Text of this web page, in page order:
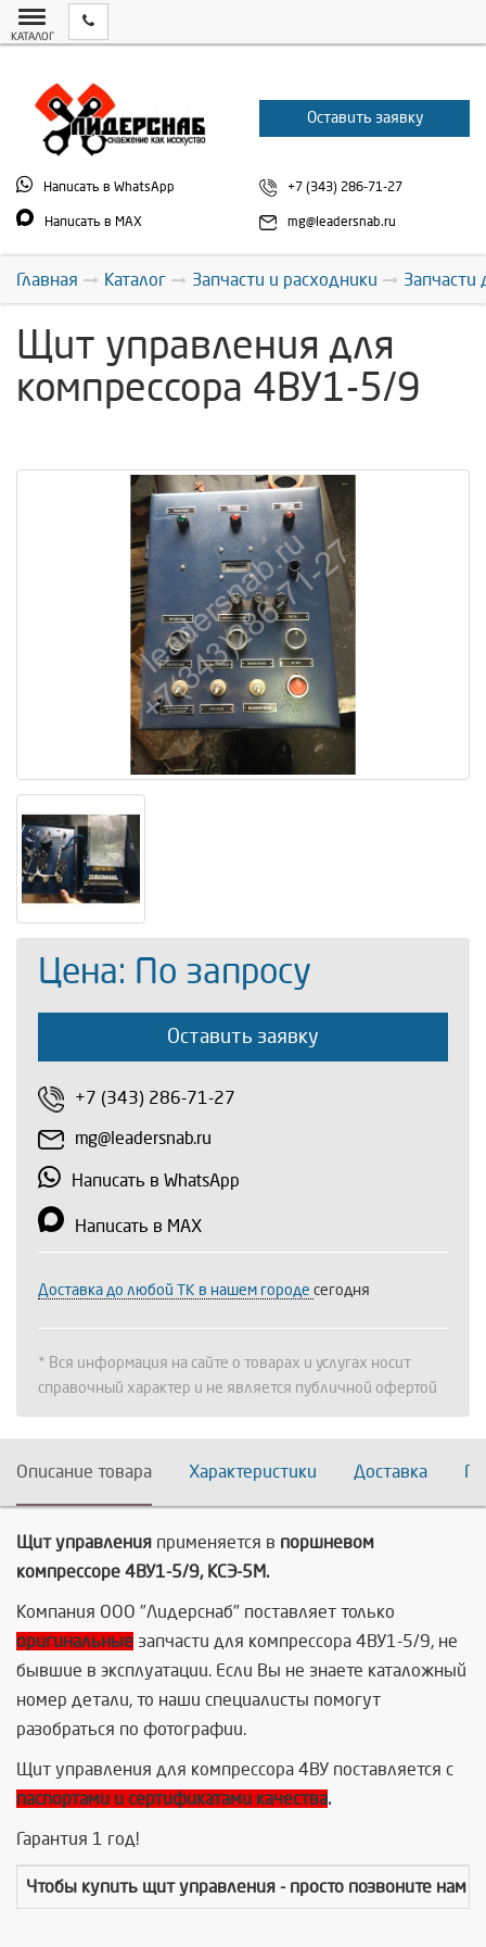
КАТАЛОГ
Оставить заявку
Написать в WhatsApp
Написать в MAX
+7 (343) 286-71-27
mg@leadersnab.ru
Главная Каталог Запчасти и расходники Запчасти
Щит управления для
компрессора 4ВУ1-5/9
Цена: По запросу
Оставить заявку
+7 (343) 286-71-27
mg@leadersnab.ru
Написать в WhatsApp
Написать в MAX
Доставка до любой ТК в нашем городе сегодня
* Вся информация на сайте о товарах и услугах носит
справочный характер и не является публичной офертой
Описание товара Характеристики Доставка
Щит управления применяется в поршневом
компрессоре 4ВУ1-5/9, КСЭ-5М.
Компания ООО "Лидерснаб" поставляет только
оригинальные запчасти для компрессора 4ВУ1-5/9, не
бывшие в эксплуатации. Если Вы не знаете каталожный
номер детали, то наши специалисты помогут
разобраться по фотографии.
Щит управления для компрессора 4ВУ поставляется с
паспортами и сертификатами качества.
Гарантия 1 год!
Чтобы купить щит управления - просто позвоните нам